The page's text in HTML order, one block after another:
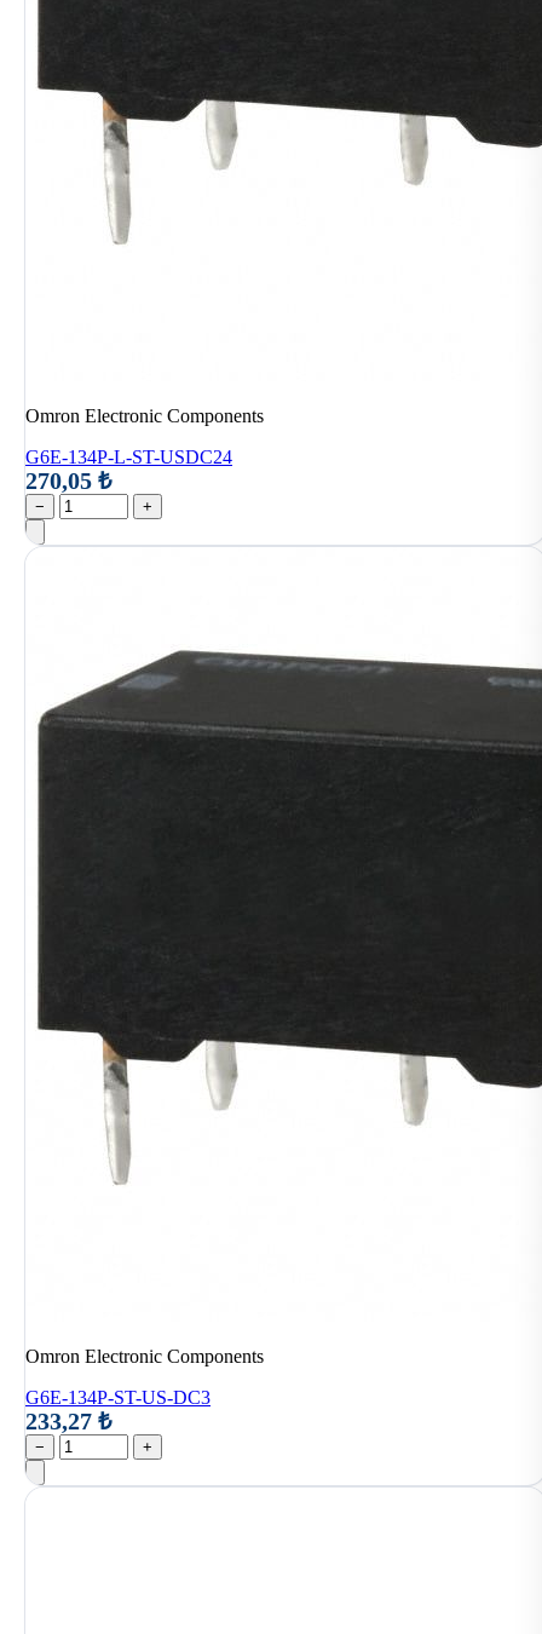
Omron Electronic Components
G6E-134P-L-ST-USDC24
270,05 ₺
− +
Omron Electronic Components
G6E-134P-ST-US-DC3
233,27 ₺
− +